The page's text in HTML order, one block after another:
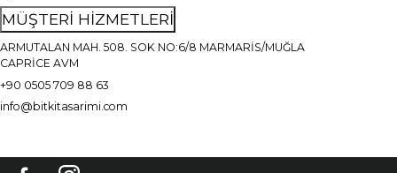
MÜŞTERİ HİZMETLERİ
ARMUTALAN MAH. 508. SOK NO:6/8 MARMARİS/MUĞLA
CAPRİCE AVM
+90 0505 709 88 63
info@bitkitasarimi.com